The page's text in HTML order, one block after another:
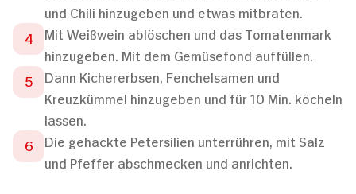
und Chili hinzugeben und etwas mitbraten.
Mit Weißwein ablöschen und das Tomatenmark
hinzugeben. Mit dem Gemüsefond auffüllen.
Dann Kichererbsen, Fenchelsamen und
Kreuzkümmel hinzugeben und für 10 Min. köcheln
lassen.
Die gehackte Petersilien unterrühren, mit Salz
und Pfeffer abschmecken und anrichten.